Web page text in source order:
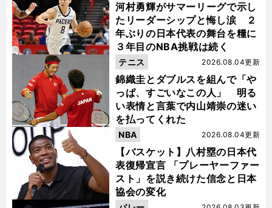
河村勇輝がサマーリーグで示し
たリーダーシップと悔し涙 ２
年ぶりの日本代表の舞台を糧に
３年目のNBA挑戦は続く
錦織圭とダブルスを組んで「や
っぱ、すごいなこの人」 明る
い表情と言葉で内山靖崇の迷い
を払ってくれた
2026.08.04更新
テニス
【バスケット】八村塁の日本代
表復帰宣言 「プレーヤーファー
スト」を説き続けた信念と日本
協会の変化
2026.08.04更新
NBA